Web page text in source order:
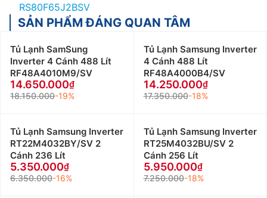
RS80F65J2BSV
SẢN PHẨM ĐÁNG QUAN TÂM
Tủ Lạnh SamSung
Inverter 4 Cánh 488 Lít
RF48A4010M9/SV
14.650.000
18.150.000-19%
Tủ Lạnh Samsung Inverter
4 Cánh 488 Lít
RF48A4000B4/SV
14.250.000
17.350.000-18%
Tủ Lạnh Samsung Inverter
RT22M4032BY/SV 2
Cánh 236 Lít
5.350.000
6.350.000-16%
Tủ Lạnh Samsung Inverter
RT25M4032BU/SV 2
Cánh 256 Lít
5.950.000
7.250.000-18%